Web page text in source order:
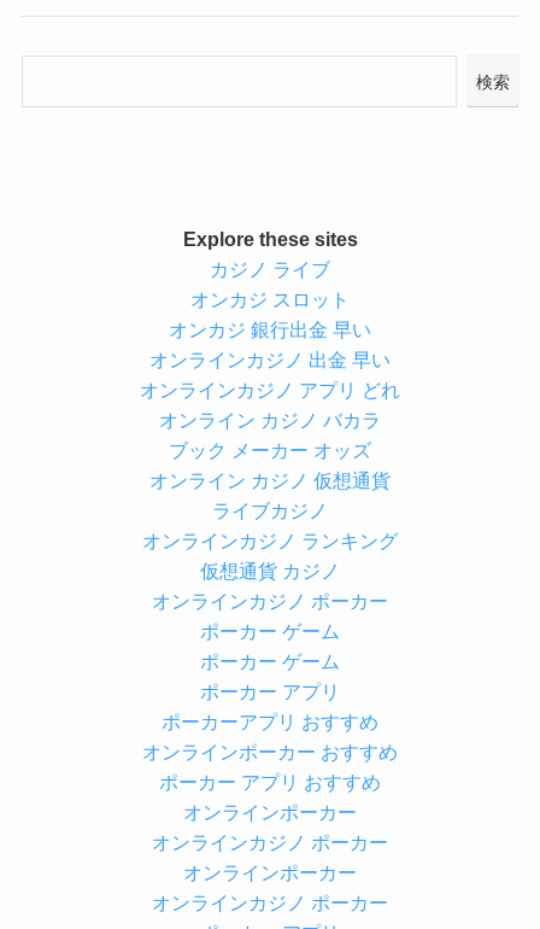
検索
Explore these sites
カジノ ライブ
オンカジ スロット
オンカジ 銀行出金 早い
オンラインカジノ 出金 早い
オンラインカジノ アプリ どれ
オンライン カジノ バカラ
ブック メーカー オッズ
オンライン カジノ 仮想通貨
ライブカジノ
オンラインカジノ ランキング
仮想通貨 カジノ
オンラインカジノ ポーカー
ポーカー ゲーム
ポーカー ゲーム
ポーカー アプリ
ポーカーアプリ おすすめ
オンラインポーカー おすすめ
ポーカー アプリ おすすめ
オンラインポーカー
オンラインカジノ ポーカー
オンラインポーカー
オンラインカジノ ポーカー